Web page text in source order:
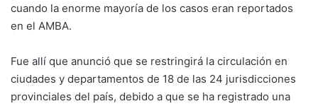
cuando la enorme mayoría de los casos eran reportados
en el AMBA.
Fue allí que anunció que se restringirá la circulación en
ciudades y departamentos de 18 de las 24 jurisdicciones
provinciales del país, debido a que se ha registrado una